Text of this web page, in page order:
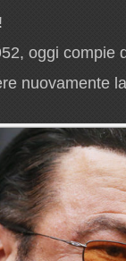
oggi compie
nuovamente